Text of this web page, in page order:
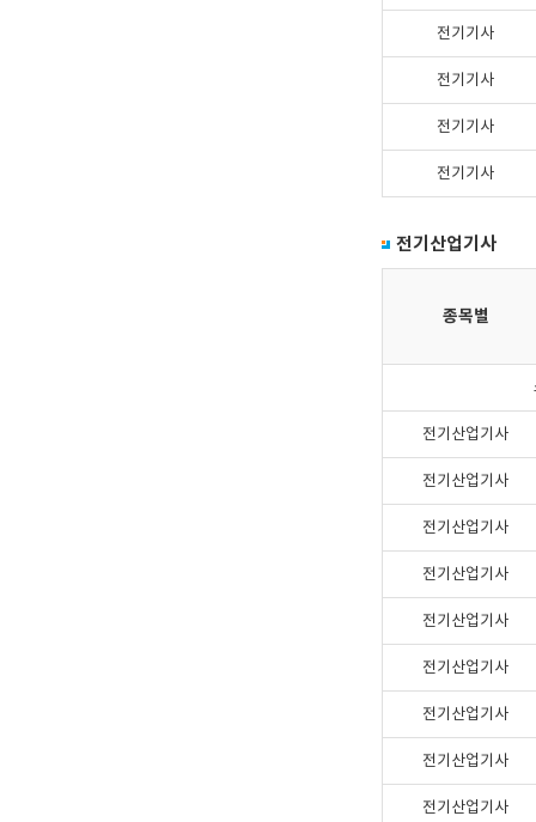
전기기사
전기기사
전기기사
전기기사
전기산업기사
종목별
전기산업기사
전기산업기사
전기산업기사
전기산업기사
전기산업기사
전기산업기사
전기산업기사
전기산업기사
전기산업기사